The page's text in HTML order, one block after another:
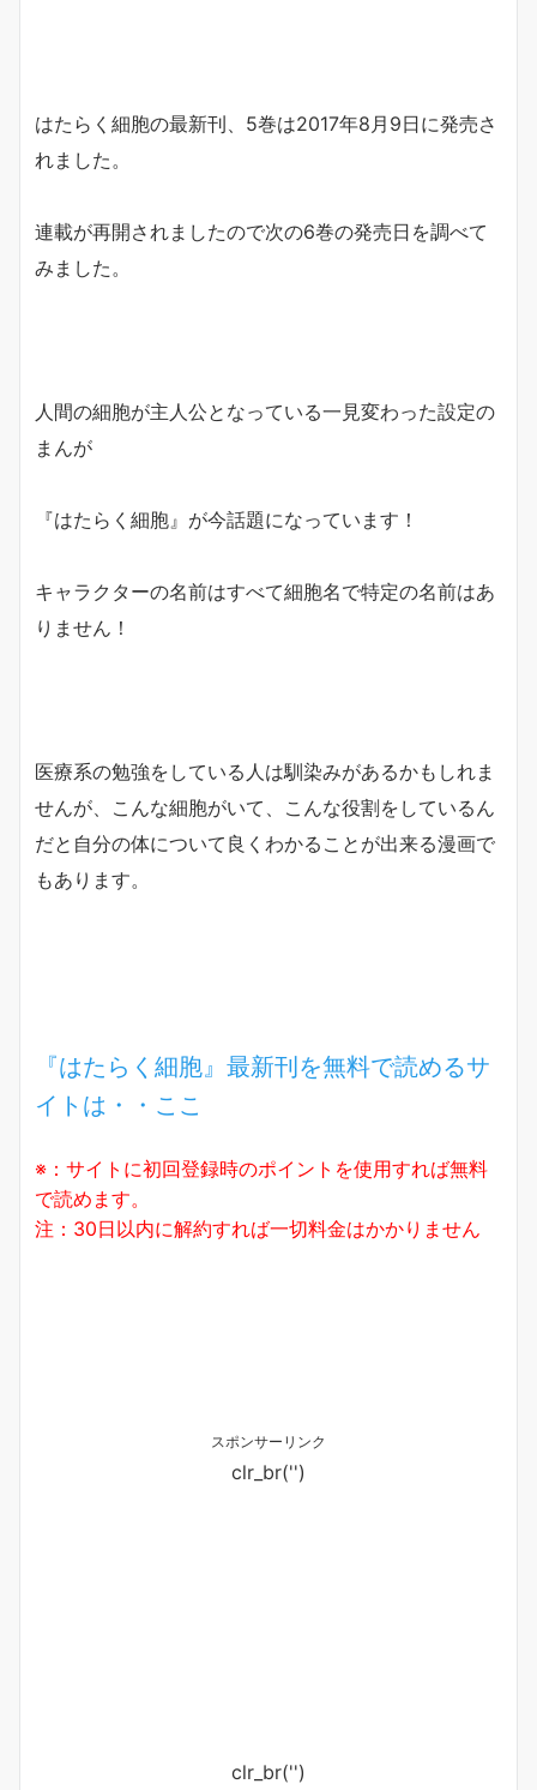
はたらく細胞の最新刊、5巻は2017年8月9日に発売さ
れました。
連載が再開されましたので次の6巻の発売日を調べて
みました。
人間の細胞が主人公となっている一見変わった設定の
まんが
『はたらく細胞』が今話題になっています！
キャラクターの名前はすべて細胞名で特定の名前はあ
りません！
医療系の勉強をしている人は馴染みがあるかもしれま
せんが、こんな細胞がいて、こんな役割をしているん
だと自分の体について良くわかることが出来る漫画で
もあります。
『はたらく細胞』最新刊を無料で読めるサ
イトは・・ここ
※：サイトに初回登録時のポイントを使用すれば無料
で読めます。
注：30日以内に解約すれば一切料金はかかりません
スポンサーリンク
clr_br('')
clr_br('')